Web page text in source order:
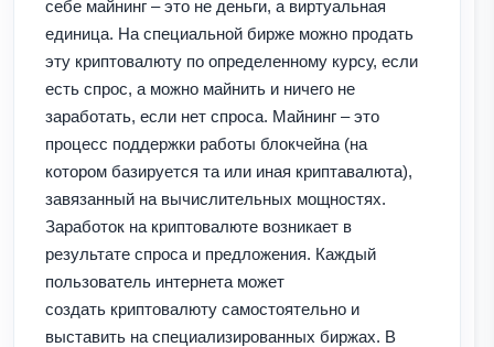
себе майнинг – это не деньги, а виртуальная
единица. На специальной бирже можно продать
эту криптовалюту по определенному курсу, если
есть спрос, а можно майнить и ничего не
заработать, если нет спроса. Майнинг – это
процесс поддержки работы блокчейна (на
котором базируется та или иная криптавалюта),
завязанный на вычислительных мощностях.
Заработок на криптовалюте возникает в
результате спроса и предложения. Каждый
пользователь интернета может
создать криптовалюту самостоятельно и
выставить на специализированных биржах. В